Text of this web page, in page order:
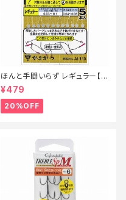
ほんと手間いらず レギュラー【特
価仕掛】【20】
¥479
20%OFF